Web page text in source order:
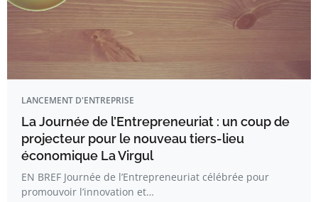
LANCEMENT D'ENTREPRISE
La Journée de l’Entrepreneuriat : un coup de
projecteur pour le nouveau tiers-lieu
économique La Virgul
EN BREF Journée de l’Entrepreneuriat célébrée pour
promouvoir l’innovation et…